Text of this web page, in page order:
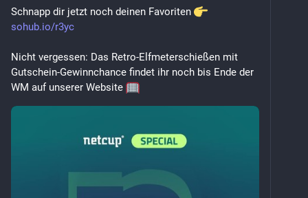
Schnapp dir jetzt noch deinen Favoriten
sohub.io/r3yc
Nicht vergessen: Das Retro-Elfmeterschießen mit
Gutschein-Gewinnchance findet ihr noch bis Ende der
WM auf unserer Website